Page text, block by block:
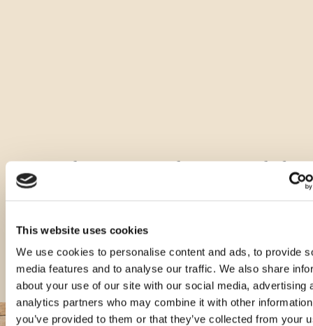
This website uses cookies
We use cookies to personalise content and ads, to provide
media features and to analyse our traffic. We also share
about your use of our site with our social media, advertising
analytics partners who may combine it with other
you’ve provided to them or that they’ve collected from your
Andere Arten dieses Produkts